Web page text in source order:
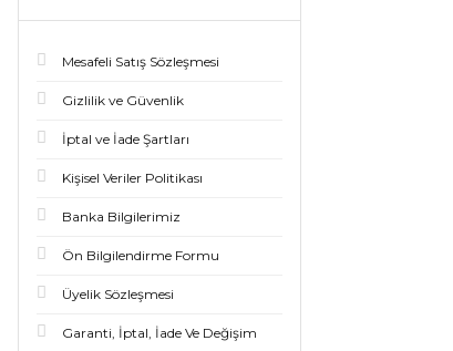
Mesafeli Satış Sözleşmesi
Gizlilik ve Güvenlik
İptal ve İade Şartları
Kişisel Veriler Politikası
Banka Bilgilerimiz
Ön Bilgilendirme Formu
Üyelik Sözleşmesi
Garanti, İptal, İade Ve Değişim